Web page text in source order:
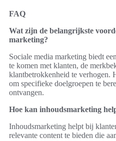
FAQ
Wat zijn de belangrijkste
marketing?
Sociale media marketing biedt
te komen met klanten, de
klantbetrokkenheid te verhogen.
om specifieke doelgroepen te
ontvangen.
Hoe kan inhoudsmarketing
Inhoudsmarketing helpt bij
relevante content te bieden die